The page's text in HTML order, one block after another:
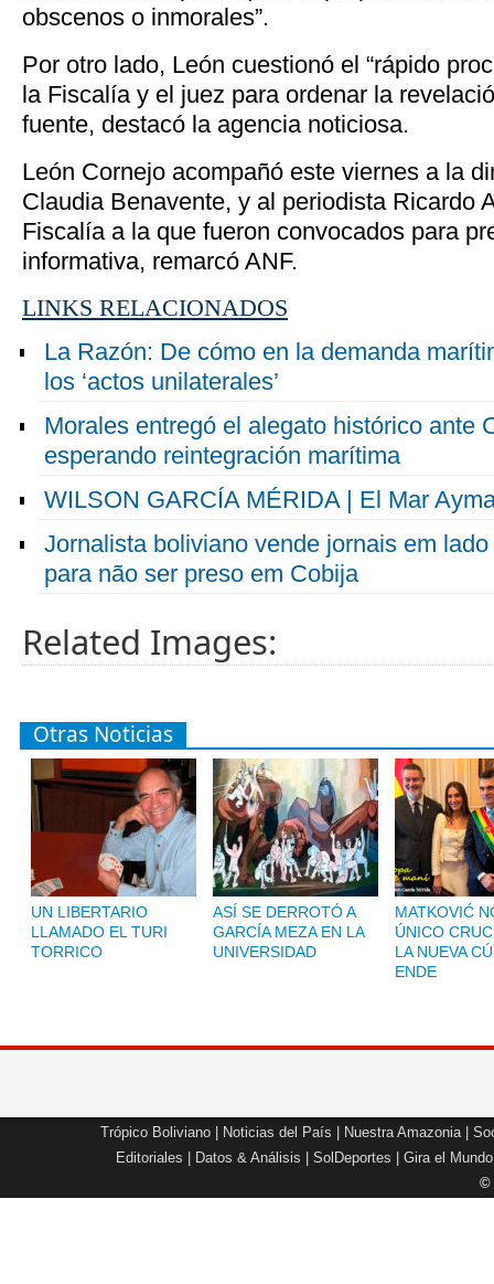
obscenos o inmorales”.
Por otro lado, León cuestionó el “rápido
la Fiscalía y el juez para ordenar la
fuente, destacó la agencia noticiosa.
León Cornejo acompañó este viernes a la
Claudia Benavente, y al periodista Ricardo
Fiscalía a la que fueron convocados para
informativa, remarcó ANF.
LINKS RELACIONADOS
La Razón: De cómo en la demanda
los ‘actos unilaterales’
Morales entregó el alegato histórico ante
esperando reintegración marítima
WILSON GARCÍA MÉRIDA | El Mar
Jornalista boliviano vende jornais em
para não ser preso em Cobija
Related Images:
Otras Noticias
UN LIBERTARIO
LLAMADO EL TURI
TORRICO
ASÍ SE DERROTÓ A
GARCÍA MEZA EN LA
UNIVERSIDAD
MATKOVIĆ
ÚNICO
LA NUEVA
ENDE
Trópico Boliviano Noticias del País Nuestra Amazonia|
Editoriales
Datos & Análisis SolDeportes Gira el Mundo
©